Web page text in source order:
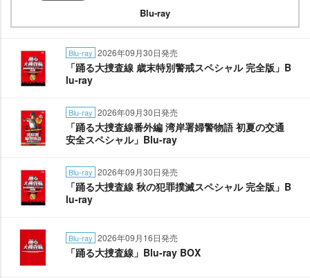
Blu-ray
Blu-ray 2026年09月30日発売
「踊る大捜査線 歳末特別警戒スペシャル 完全版」B
lu-ray
Blu-ray 2026年09月30日発売
「踊る大捜査線番外編 湾岸署婦警物語 初夏の交通
安全スペシャル」Blu-ray
Blu-ray 2026年09月30日発売
「踊る大捜査線 秋の犯罪撲滅スペシャル 完全版」B
lu-ray
Blu-ray 2026年09月16日発売
「踊る大捜査線」Blu-ray BOX